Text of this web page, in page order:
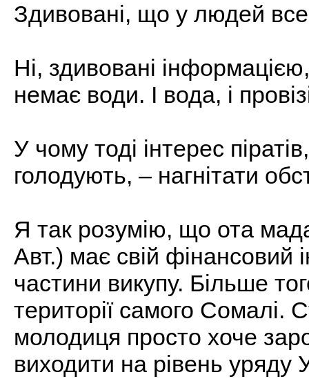
Здивовані, що у людей
Ні, здивовані
немає води. І вода, і
У чому тоді інтерес
голодують, – нагнітати
Я так розумію, що ота
Авт.) має свій фінансовий
частини викупу. Більше
території самого
молодиця просто хоче
виходити на рівень уряду